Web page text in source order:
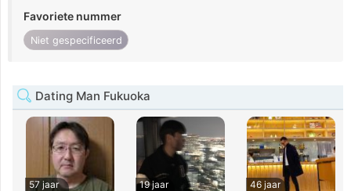
Favoriete nummer
Niet gespecificeerd
Dating Man Fukuoka
57 jaar
19 jaar
46 jaar